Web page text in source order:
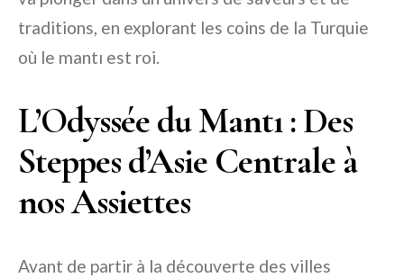
traditions, en explorant les coins de la Turquie
où le mantı est roi.
L’Odyssée du Mantı : Des
Steppes d’Asie Centrale à
nos Assiettes
Avant de partir à la découverte des villes